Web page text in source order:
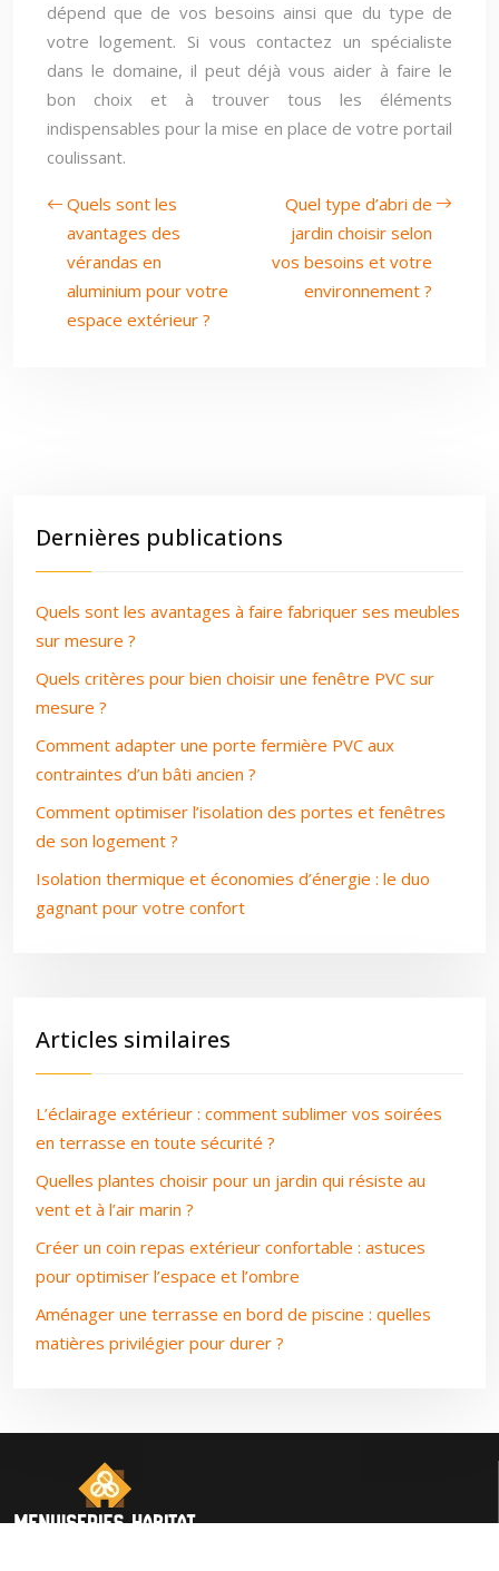
dépend que de vos besoins ainsi que du type de
votre logement. Si vous contactez un spécialiste
dans le domaine, il peut déjà vous aider à faire le
bon choix et à trouver tous les éléments
indispensables pour la mise en place de votre portail
coulissant.
Quels sont les
avantages des
vérandas en
aluminium pour votre
espace extérieur ?
Quel type d’abri de
jardin choisir selon
vos besoins et votre
environnement ?
Dernières publications
Quels sont les avantages à faire fabriquer ses meubles
sur mesure ?
Quels critères pour bien choisir une fenêtre PVC sur
mesure ?
Comment adapter une porte fermière PVC aux
contraintes d’un bâti ancien ?
Comment optimiser l’isolation des portes et fenêtres
de son logement ?
Isolation thermique et économies d’énergie : le duo
gagnant pour votre confort
Articles similaires
L’éclairage extérieur : comment sublimer vos soirées
en terrasse en toute sécurité ?
Quelles plantes choisir pour un jardin qui résiste au
vent et à l’air marin ?
Créer un coin repas extérieur confortable : astuces
pour optimiser l’espace et l’ombre
Aménager une terrasse en bord de piscine : quelles
matières privilégier pour durer ?